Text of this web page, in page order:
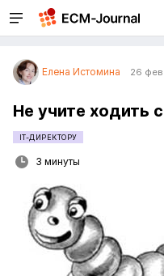
Елена Истомина 26
Не учите ходить
IT-ДИРЕКТОРУ
3 минуты